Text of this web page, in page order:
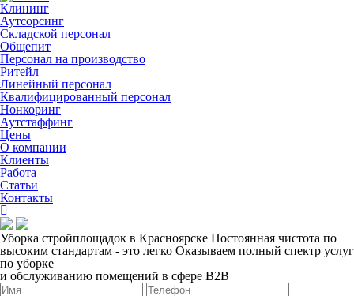
Клининг
Аутсорсинг
Складской персонал
Общепит
Персонал на производство
Ритейл
Линейный персонал
Квалифицированный персонал
Нонкоринг
Аутстаффинг
Цены
О компании
Клиенты
Работа
Статьи
Контакты
Уборка стройплощадок в Красноярске Постоянная чистота по
высоким стандартам - это легко Оказываем полный спектр услуг
по уборке
и обслуживанию помещений в сфере B2B